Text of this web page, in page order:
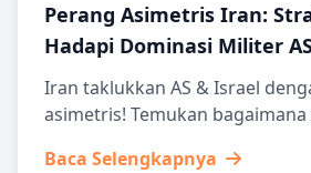
Perang Asimetris Iran:
Hadapi Dominasi Militer
Iran taklukkan AS & Israel
asimetris! Temukan
Baca Selengkapnya